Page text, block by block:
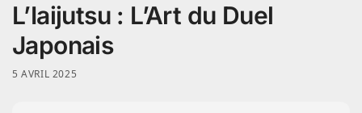
L’Iaijutsu : L’Art du Duel
Japonais
5 AVRIL 2025